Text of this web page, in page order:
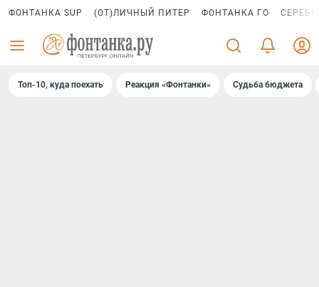
ФОНТАНКА SUP (ОТ)ЛИЧНЫЙ ПИТЕР ФОНТАНКА ГО
Топ-10, куда поехать Реакция «Фонтанки» Судьба бюджета